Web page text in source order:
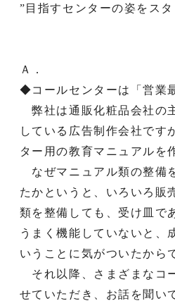
”目指すセンターの姿をス
Ａ．
◆コールセンターは「営業
弊社は通販化粧品会社の
している広告制作会社です
ター用の教育マニュアルを
なぜマニュアル類の整備
たかというと、いろいろ販
類を整備しても、受け皿で
うまく機能していないと、
いうことに気がついたから
それ以降、さまざまなコ
せていただき、お話を聞い